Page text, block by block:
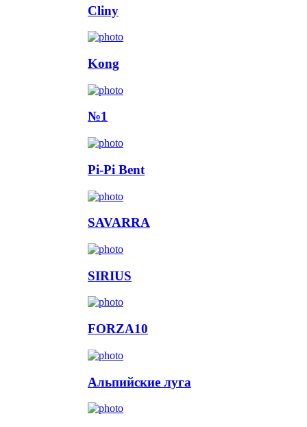
Cliny
Kong
№1
Pi-Pi Bent
SAVARRA
SIRIUS
FORZA10
Альпийские луга